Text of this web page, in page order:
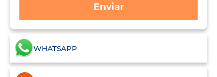
Enviar
WHATSAPP